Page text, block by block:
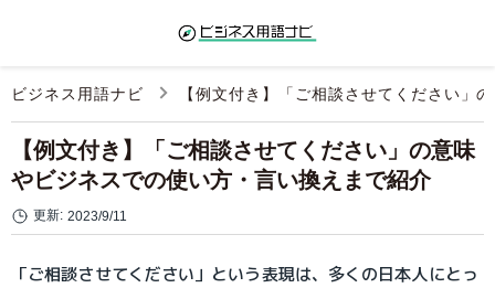
ビジネス用語ナビ 【例文付き】「ご相談させてください」
【例文付き】「ご相談させてください」の意味
やビジネスでの使い方・言い換えまで紹介
更新: 2023/9/11
「ご相談させてください」という表現は、多くの日本人にとっ